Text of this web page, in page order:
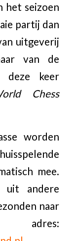
het seizoen
partij dan
uitgeverij
van de
deze keer
Chess
worden
mee.
uit andere
naar